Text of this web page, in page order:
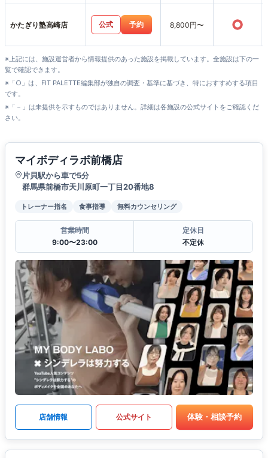
かたぎり塾高崎店 公式 予約 8,800円〜 ○
※上記には、施設運営者から情報提供のあった施設を掲載しています。全施設は下の一
覧で確認できます。
※「○」は、FIT PALETTE編集部が独自の調査・基準に基づき、特におすすめする項目
です。
※「－」は未提供を示すものではありません。詳細は各施設の公式サイトをご確認くだ
さい。
マイボディラボ前橋店
片貝駅から車で5分
群馬県前橋市天川原町一丁目20番地8
トレーナー指名 食事指導 無料カウンセリング
営業時間
9:00〜23:00
定休日
不定休
店舗情報 公式サイト 体験・相談予約